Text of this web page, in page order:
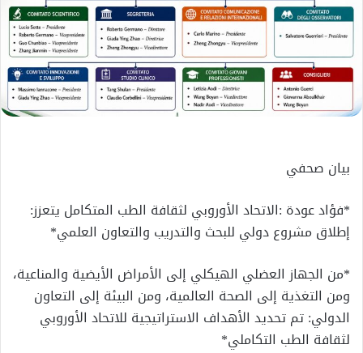
بيان صحفي
*فؤاد عودة :الاتحاد الأوروبي لثقافة الطب المتكامل يتعزز:
إطلاق مشروع دولي للبحث والتدريب والتعاون العلمي*
*من الجهاز العضلي الهيكلي إلى الأمراض الأيضية والمناعية،
ومن التغذية إلى الصحة العالمية، ومن البيئة إلى التعاون
الدولي: تم تحديد الأهداف الاستراتيجية للاتحاد الأوروبي
لثقافة الطب التكاملي*